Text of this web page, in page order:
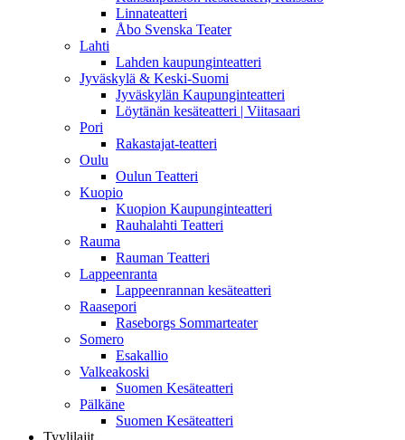
Linnateatteri
Åbo Svenska Teater
Lahti
Lahden kaupunginteatteri
Jyväskylä & Keski-Suomi
Jyväskylän Kaupunginteatteri
Löytänän kesäteatteri | Viitasaari
Pori
Rakastajat-teatteri
Oulu
Oulun Teatteri
Kuopio
Kuopion Kaupunginteatteri
Rauhalahti Teatteri
Rauma
Rauman Teatteri
Lappeenranta
Lappeenrannan kesäteatteri
Raasepori
Raseborgs Sommarteater
Somero
Esakallio
Valkeakoski
Suomen Kesäteatteri
Pälkäne
Suomen Kesäteatteri
Tyylilajit